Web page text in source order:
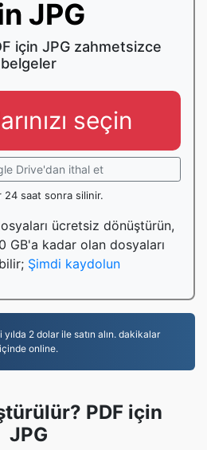
JPG
için JPG zahmetsizce
belgeler
seçin
Drive'dan ithal et
24 saat sonra silinir.
ücretsiz dönüştürün,
GB'a kadar olan dosyaları
Şimdi kaydolun
2 dolar ile satın alın. dakikalar
içinde online.
PDF için
JPG